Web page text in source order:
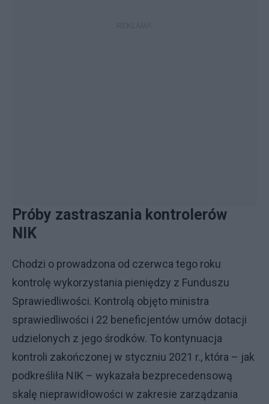
Próby zastraszania kontrolerów
NIK
Chodzi o prowadzona od czerwca tego roku
kontrolę wykorzystania pieniędzy z Funduszu
Sprawiedliwości. Kontrolą objęto ministra
sprawiedliwości i 22 beneficjentów umów dotacji
udzielonych z jego środków. To kontynuacja
kontroli zakończonej w styczniu 2021 r., która – jak
podkreśliła NIK – wykazała bezprecedensową
skalę nieprawidłowości w zakresie zarządzania